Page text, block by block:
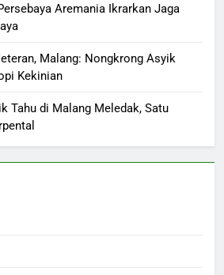
Aremania Ikrarkan Jaga
Malang: Nongkrong Asyik
Kekinian
Tahu di Malang Meledak, Satu